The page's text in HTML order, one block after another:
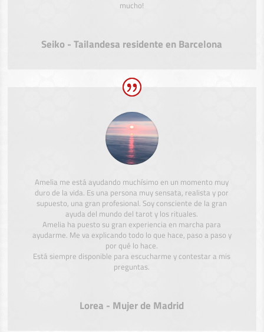
mucho!
Seiko - Tailandesa residente en Barcelona
Amelia me está ayudando muchísimo en un momento muy
duro de la vida. Es una persona muy sensata, realista y por
supuesto, una gran profesional. Soy consciente de la gran
ayuda del mundo del tarot y los rituales.
Amelia ha puesto su gran experiencia en marcha para
ayudarme. Me va explicando todo lo que hace, paso a paso y
por qué lo hace.
Está siempre disponible para escucharme y contestar a mis
preguntas.
Lorea - Mujer de Madrid